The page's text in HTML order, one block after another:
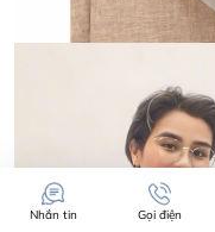
Nhắn tin Gọi điện